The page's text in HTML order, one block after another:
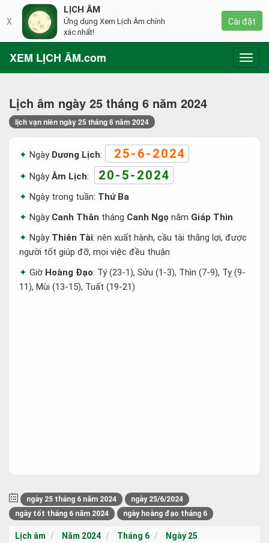
XEM LỊCH ÂM.com
Lịch âm ngày 25 tháng 6 năm 2024
lịch vạn niên ngày 25 tháng 6 năm 2024
Ngày Dương Lịch: 25-6-2024
NgàyÂm Lịch: 20-5-2024
Ngày trong tuần: Thứ Ba
Ngày Canh Thân tháng Canh Ngọ năm Giáp Thìn
Ngày Thiên Tài: nên xuất hành, cầu tài thắng lợi, được
người tốt giúp đỡ, mọi việc đều thuận
Giờ Hoàng Đạo: Tý (23-1), Sửu (1-3), Thìn (7-9), Tỵ (9-
11), Mùi (13-15), Tuất (19-21)
ngày 25 tháng 6 năm 2024
ngày 25/6/2024
ngày tốt tháng 6 năm 2024
ngày hoàng đạo tháng 6
Lịch âm Năm 2024 Tháng 6 Ngày 25
X
LỊCH ÂM
Ứng dụng Xem Lịch Âm chính
xác nhất!
Cài đặt